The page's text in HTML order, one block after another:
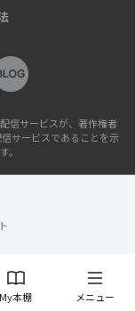
My本棚 メニュー
信サービスが、著作権者
サービスであることを示
。